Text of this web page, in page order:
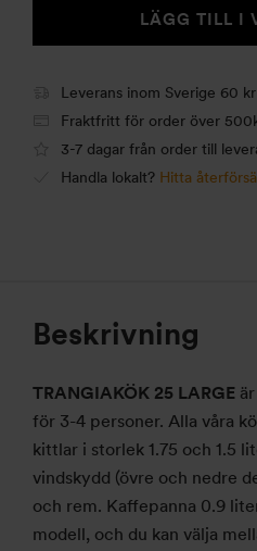
mängd
LÄGG TILL I
Leverans inom Sverige 60 kr
Fraktfritt för order över
3-7 dagar från order till
Handla lokalt? Hitta
Beskrivning
TRANGIAKÖK 25 LARGE
för 3-4 personer. Alla våra
kittlar i storlek 1.75 och 1.5
vindskydd (övre och nedre
och rem. Kaffepanna 0.9
modell, och du kan välja